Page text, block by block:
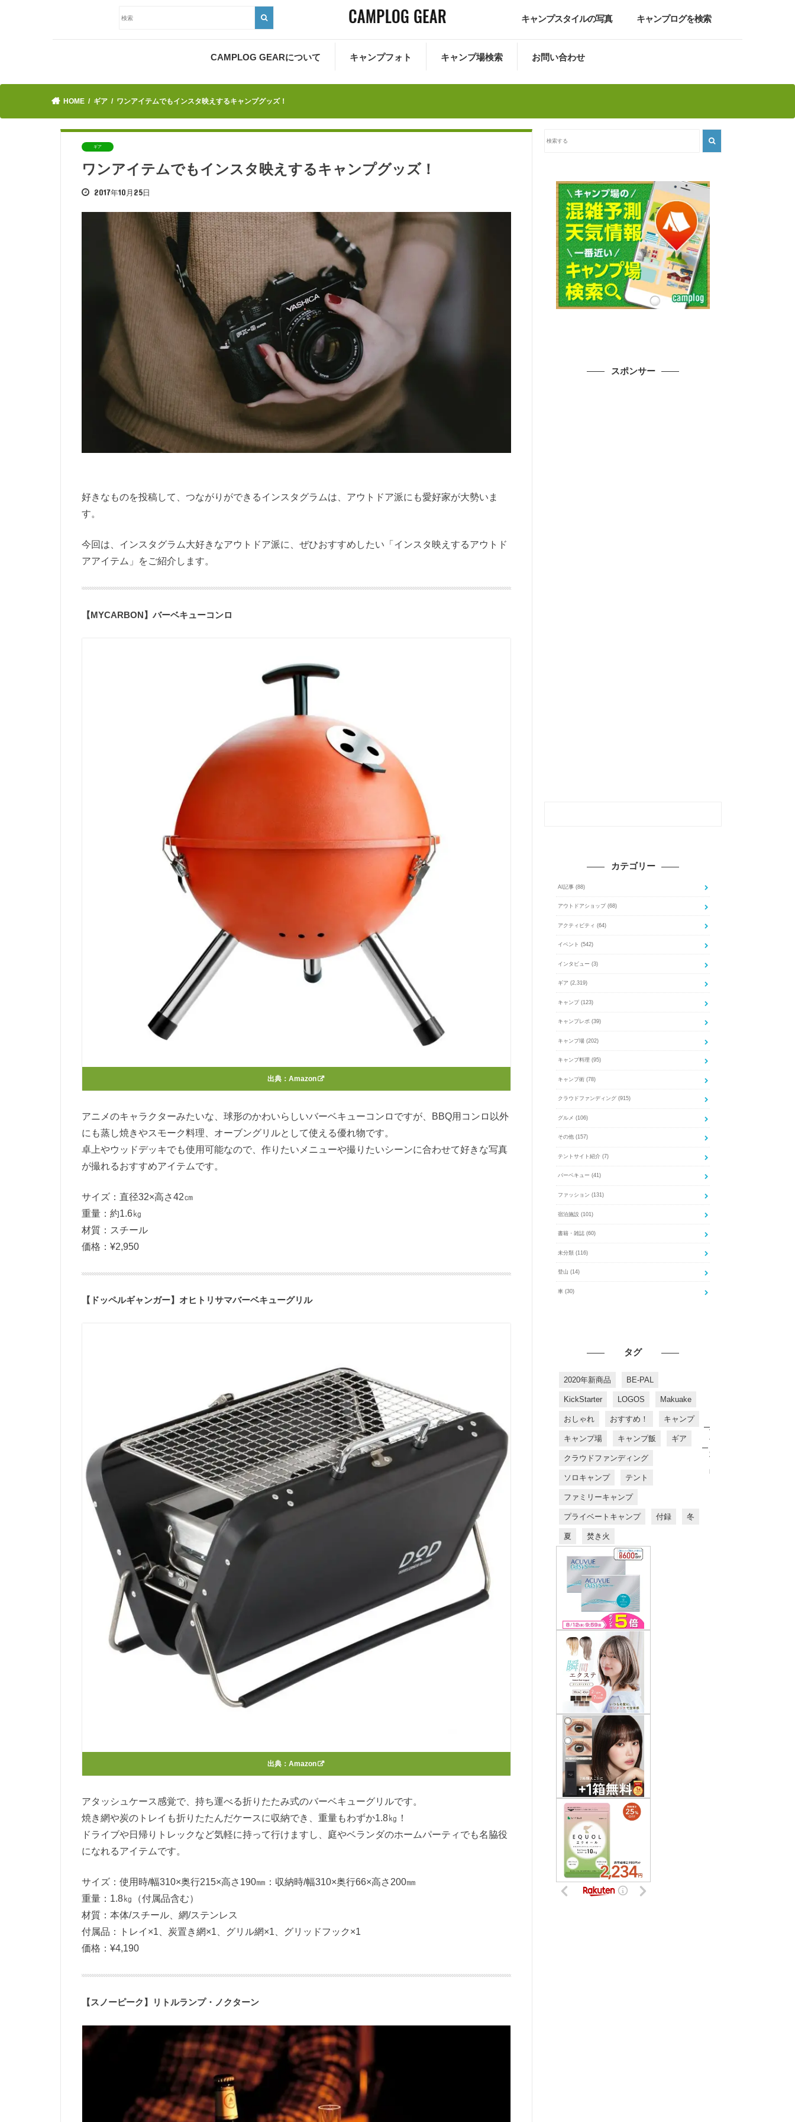
キャンプスタイルの写真 キャンプログを検索
CAMPLOG GEARについて キャンプフォト キャンプ場検索 お問い合わせ
HOME ギア ワンアイテムでもインスタ映えするキャンプグッズ！
ギア
ワンアイテムでもインスタ映えするキャンプグッズ！
2017年10月25日
好きなものを投稿して、つながりができるインスタグラムは、アウトドア派にも愛好家が大勢いま
す。
今回は、インスタグラム大好きなアウトドア派に、ぜひおすすめしたい「インスタ映えするアウトド
アアイテム」をご紹介します。
【MYCARBON】バーベキューコンロ
出典： Amazon
アニメのキャラクターみたいな、球形のかわいらしいバーベキューコンロですが、BBQ用コンロ以外
にも蒸し焼きやスモーク料理、オーブングリルとして使える優れ物です。
卓上やウッドデッキでも使用可能なので、作りたいメニューや撮りたいシーンに合わせて好きな写真
が撮れるおすすめアイテムです。
サイズ：直径32×高さ42㎝
重量：約1.6㎏
材質：スチール
価格：¥2,950
【ドッペルギャンガー】オヒトリサマバーベキューグリル
出典： Amazon
アタッシュケース感覚で、持ち運べる折りたたみ式のバーベキューグリルです。
焼き網や炭のトレイも折りたたんだケースに収納でき、重量もわずか1.8㎏！
ドライブや日帰りトレックなど気軽に持って行けますし、庭やベランダのホームパーティでも名脇役
になれるアイテムです。
サイズ：使用時/幅310×奥行215×高さ190㎜：収納時/幅310×奥行66×高さ200㎜
重量：1.8㎏（付属品含む）
材質：本体/スチール、網/ステンレス
付属品：トレイ×1、炭置き網×1、グリル網×1、グリッドフック×1
価格：¥4,190
【スノーピーク】リトルランプ・ノクターン
スポンサー
カテゴリー
AI記事 (88)
アウトドアショップ (68)
アクティビティ (64)
イベント (542)
インタビュー (3)
ギア (2,319)
キャンプ (123)
キャンプレポ (39)
キャンプ場 (202)
キャンプ料理 (95)
キャンプ術 (78)
クラウドファンディング (915)
グルメ (106)
その他 (157)
テントサイト紹介 (7)
バーベキュー (41)
ファッション (131)
宿泊施設 (101)
書籍・雑誌 (60)
未分類 (116)
登山 (14)
車 (30)
タグ
2020年新商品 BE-PAL
KickStarter LOGOS Makuake
おしゃれ おすすめ！ キャンプ
キャンプ場 キャンプ飯 ギア
クラウドファンディング
ソロキャンプ テント
ファミリーキャンプ
プライベートキャンプ 付録 冬
夏 焚き火
す
す
め
商
品